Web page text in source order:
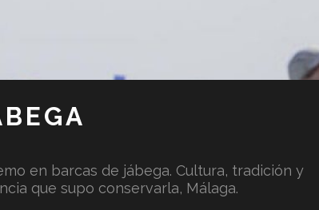
en barcas de jábega. Cultura, tradición y
que supo conservarla, Málaga.